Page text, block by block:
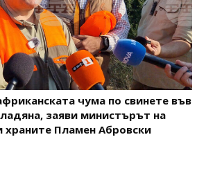
чума по свинете във
заяви министърът на
храните Пламен Абровски